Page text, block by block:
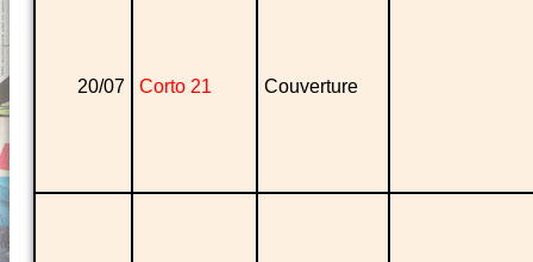
20/07 Corto 21 Couverture